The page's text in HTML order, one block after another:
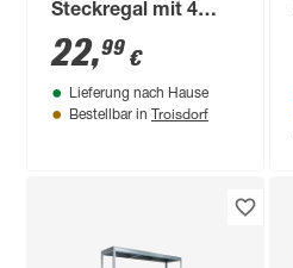
Steckregal mit 4
Böden à 150 kg
Traglast, schwarz
180 x 90 x 35 cm
22,99 €
Lieferung nach Hause
Bestellbar in Troisdorf